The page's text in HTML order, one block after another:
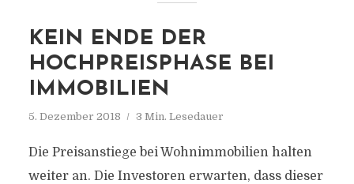
KEIN ENDE DER
HOCHPREISPHASE BEI
IMMOBILIEN
5. Dezember 2018 3 Min. Lesedauer
Die Preisanstiege bei Wohnimmobilien halten
weiter an. Die Investoren erwarten, dass dieser